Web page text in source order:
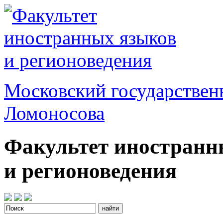
Московский
Ломоносова
Факультет
и регионоведения